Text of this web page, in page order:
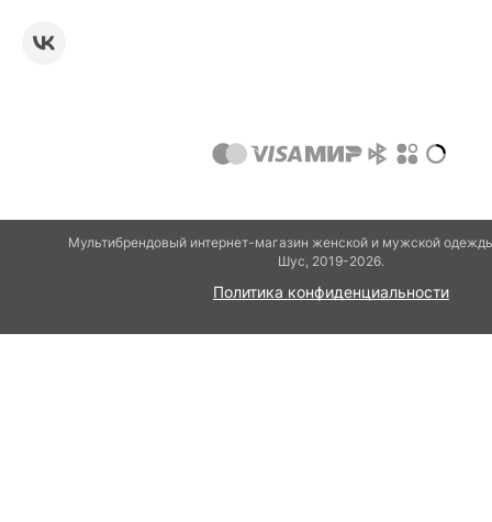
Мультибрендовый интернет-магазин женской и мужской
Шуc, 2019-2026.
Политика конфиденциальности